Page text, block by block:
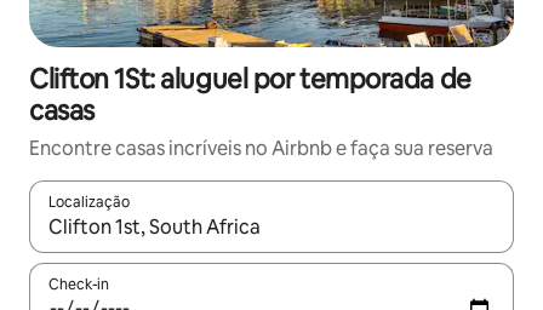
Clifton 1St: aluguel por temporada de
casas
Encontre casas incríveis no Airbnb e faça sua reserva
Localização
Quando os resultados estiverem disponíveis, explore-os
Check-in